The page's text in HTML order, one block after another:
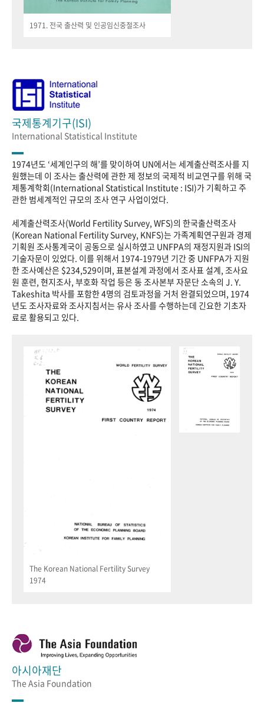
1971. 전국 출산력 및 인공임신중절조사
국제통계기구(ISI)
International Statistical Institute
1974년도 ‘세계인구의 해’를 맞이하여 UN에서는 세계출산력조사를 지
원했는데 이 조사는 출산력에 관한 제 정보의 국제적 비교연구를 위해 국
제통계학회(International Statistical Institute : ISI)가 기획하고 주
관한 범세계적인 규모의 조사 연구 사업이었다.
세계출산력조사(World Fertility Survey, WFS)의 한국출산력조사
(Korean National Fertility Survey, KNFS)는 가족계획연구원과 경제
기획원 조사통계국이 공동으로 실시하였고 UNFPA의 재정지원과 ISI의
기술자문이 있었다. 이를 위해서 1974-1979년 기간 중 UNFPA가 지원
한 조사예산은 $234,529이며, 표본설계 과정에서 조사표 설계, 조사요
원 훈련, 현지조사, 부호화 작업 등은 동 조사본부 자문단 소속의 J. Y.
Takeshita 박사를 포함한 4명의 검토과정을 거처 완결되었으며, 1974
년도 조사자료와 조사지침서는 유사 조사를 수행하는데 긴요한 기초자
료로 활용되고 있다.
The Korean National Fertility Survey
1974
아시아재단
The Asia Foundation